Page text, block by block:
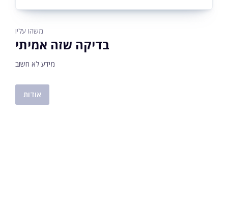
משהו עליו
בדיקה שזה אמיתי
מידע לא חשוב
אודות